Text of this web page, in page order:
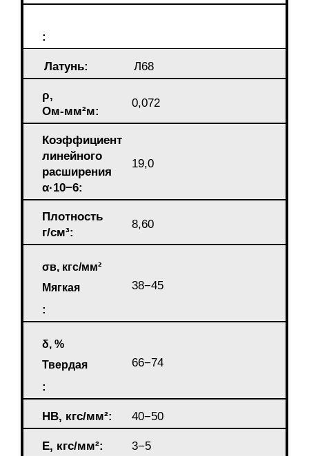
:
Латунь: Л68
ρ,
Ом-мм²м:
0,072
Коэффициент
линейного
расширения
α·10−6:
19,0
Плотность
г/см³:
8,60
σв, кгс/мм²
Мягкая
:
38−45
δ, %
Твердая
:
66−74
HB, кгс/мм²: 40−50
E, кгс/мм²: 3−5